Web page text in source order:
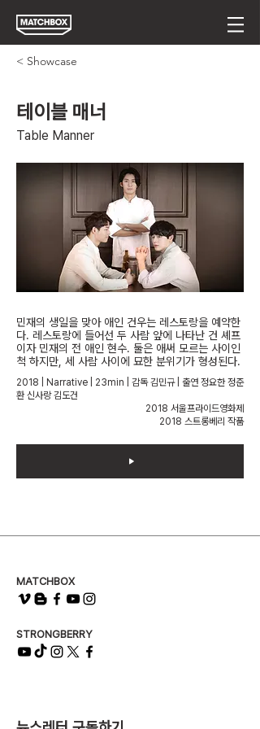
< Showcase
테이블 매너
Table Manner
민재의 생일을 맞아 애인 건우는 레스토랑을 예약한
다. 레스토랑에 들어선 두 사람 앞에 나타난 건 셰프
이자 민재의 전 애인 현수. 둘은 애써 모르는 사이인
척 하지만, 세 사람 사이에 묘한 분위기가 형성된다.
2018 | Narrative | 23min | 감독 김민규 | 출연 정요한 정준
환 신사랑 김도건
2018 서울프라이드영화제
2018 스트롱베리 작품
MATCHBOX
STRONGBERRY